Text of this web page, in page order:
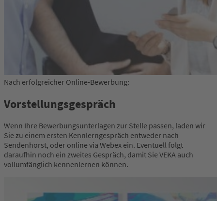
Nach erfolgreicher Online-Bewerbung:
Vorstellungsgespräch
Wenn Ihre Bewerbungsunterlagen zur Stelle passen, laden wir
Sie zu einem ersten Kennlerngespräch entweder nach
Sendenhorst, oder online via Webex ein. Eventuell folgt
daraufhin noch ein zweites Gespräch, damit Sie VEKA auch
vollumfänglich kennenlernen können.